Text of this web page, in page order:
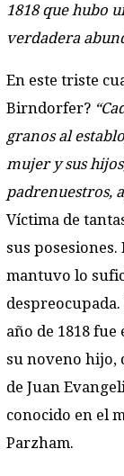
1818 que hubo
verdadera
En este triste
Birndorfer?
granos al
mujer y sus
padrenuestros,
Víctima de
sus
mantuvo lo
despreocupada.
año de 1818
su noveno hijo,
de Juan
conocido en el
Parzham.